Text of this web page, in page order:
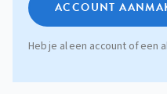
ACCOUNT
Heb je al een account of een